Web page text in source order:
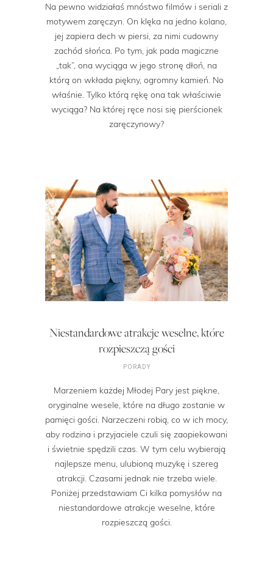
Na pewno widziałaś mnóstwo filmów i seriali z
motywem zaręczyn. On klęka na jedno kolano,
jej zapiera dech w piersi, za nimi cudowny
zachód słońca. Po tym, jak pada magiczne
„tak”, ona wyciąga w jego stronę dłoń, na
którą on wkłada piękny, ogromny kamień. No
właśnie. Tylko którą rękę ona tak właściwie
wyciąga? Na której ręce nosi się pierścionek
zaręczynowy?
Niestandardowe atrakcje weselne, które
rozpieszczą gości
PORADY
Marzeniem każdej Młodej Pary jest piękne,
oryginalne wesele, które na długo zostanie w
pamięci gości. Narzeczeni robią, co w ich mocy,
aby rodzina i przyjaciele czuli się zaopiekowani
i świetnie spędzili czas. W tym celu wybierają
najlepsze menu, ulubioną muzykę i szereg
atrakcji. Czasami jednak nie trzeba wiele.
Poniżej przedstawiam Ci kilka pomysłów na
niestandardowe atrakcje weselne, które
rozpieszczą gości.